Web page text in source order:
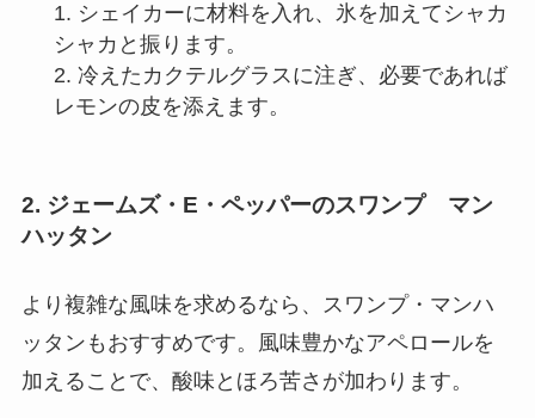
1. シェイカーに材料を入れ、氷を加えてシャカ
シャカと振ります。
2. 冷えたカクテルグラスに注ぎ、必要であれば
レモンの皮を添えます。
2. ジェームズ・E・ペッパーのスワンプ マン
ハッタン
より複雑な風味を求めるなら、スワンプ・マンハ
ッタンもおすすめです。風味豊かなアペロールを
加えることで、酸味とほろ苦さが加わります。